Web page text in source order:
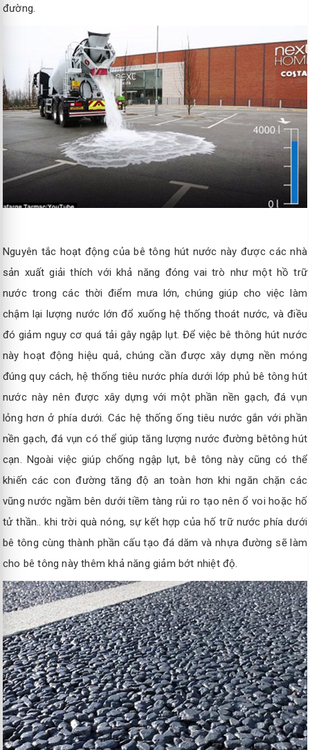
đường.
Nguyên tắc hoạt động của bê tông hút nước này được các nhà
sản xuất giải thích với khả năng đóng vai trò như một hồ trữ
nước trong các thời điểm mưa lớn, chúng giúp cho việc làm
chậm lại lượng nước lớn đổ xuống hệ thống thoát nước, và điều
đó giảm nguy cơ quá tải gây ngập lụt. Để việc bê thông hút nước
này hoạt động hiệu quả, chúng cần được xây dựng nền móng
đúng quy cách, hệ thống tiêu nước phía dưới lớp phủ bê tông hút
nước này nên được xây dựng với một phần nền gạch, đá vụn
lỏng hơn ở phía dưới. Các hệ thống ống tiêu nước gắn với phần
nền gạch, đá vụn có thể giúp tăng lượng nước đường bêtông hút
cạn. Ngoài việc giúp chống ngập lụt, bê tông này cũng có thể
khiến các con đường tăng độ an toàn hơn khi ngăn chặn các
vũng nước ngầm bên dưới tiềm tàng rủi ro tạo nên ổ voi hoặc hố
tử thần.. khi trời quà nóng, sự kết hợp của hố trữ nước phía dưới
bê tông cùng thành phần cấu tạo đá dăm và nhựa đường sẽ làm
cho bê tông này thêm khả năng giảm bớt nhiệt độ.